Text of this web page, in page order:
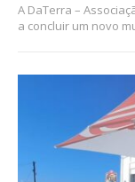
A DaTerra –
a concluir um novo